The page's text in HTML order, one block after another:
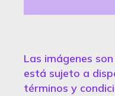
Las imágenes
está sujeto a
términos y